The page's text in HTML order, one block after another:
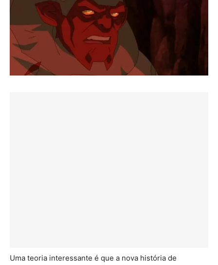
Uma teoria interessante é que a nova história de